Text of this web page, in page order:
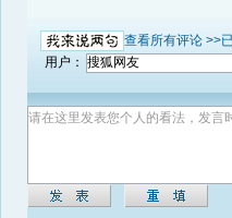
查看所有评论 >>
用户：